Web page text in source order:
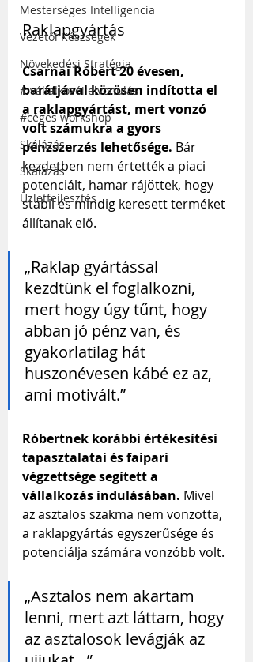
Mesterséges Intelligencia
Vezetői Készségek
Növekedési Stratégia
# vállalkozói elvonulás
#céges workshop
Skálázás
Skálázás
Üzletfejlesztés
Raklapgyártás
Csarnai Róbert 20 évesen,
barátjával közösen indította el
a raklapgyártást, mert vonzó
volt számukra a gyors
pénzszerzés lehetősége. Bár
kezdetben nem értették a piaci
potenciált, hamar rájöttek, hogy
stabil és mindig keresett terméket
állítanak elő.
„Raklap gyártással
kezdtünk el foglalkozni,
mert hogy úgy tűnt, hogy
abban jó pénz van, és
gyakorlatilag hát
huszonévesen kábé ez az,
ami motivált.”
Róbertnek korábbi értékesítési
tapasztalatai és faipari
végzettsége segített a
vállalkozás indulásában. Mivel
az asztalos szakma nem vonzotta,
a raklapgyártás egyszerűsége és
potenciálja számára vonzóbb volt.
„Asztalos nem akartam
lenni, mert azt láttam, hogy
az asztalosok levágják az